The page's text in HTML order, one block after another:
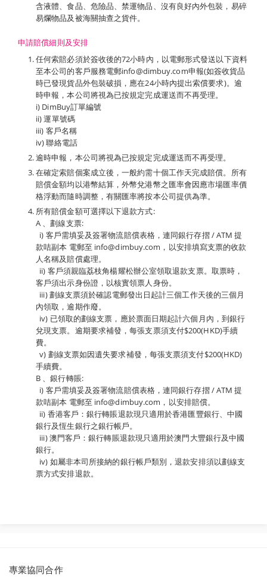
含液體、食品、危險品、禁運物品、沒有良好內外包裝，易碎
易爛物品及被海關抽查之貨件。
申請賠償細則及安排
任何索賠必須於簽收後的72小時內，以電郵形式發送以下資料
至本公司的客戶服務電郵info@dimbuy.com申報(如簽收貨品
時已發現貨品外包裝破損，應在24小時內提出索償要求)。逾
時申報，本公司將視為已按規定完成運送而不再受理。
i) DimBuy訂單編號
ii) 運單號碼
iii) 客戶名稱
iv) 聯絡電話
逾時申報，本公司將視為已按規定完成運送而不再受理。
在確定索賠個案成立後，一般約需十個工作天完成賠償。所有
賠償金額均以港幣結算，外幣兌港幣之匯率會因應市場匯率價
格浮動而隨時調整，有關匯率將按本公司提供為準。
所有賠償金額可選擇以下退款方式:
A 、劃線支票:
i) 客戶需填妥及簽署物流賠償表格，連同銀行存摺 / ATM 提
款咭副本 電郵至 info@dimbuy.com，以安排填寫支票的收款
人名稱及賠償處理。
ii) 客戶須親臨荔枝角楊耀松辦公室領取退款支票。取票時，
客戶須出示身份證，以核實領票人身份。
iii) 劃線支票須於確認電郵發出日起計三個工作天後的三個月
內領取，逾期作廢。
iv) 已領取的劃線支票，應於票面日期起計六個月內，到銀行
兌現支票。逾期要求補發，每張支票須支付$200(HKD)手續
費。
v) 劃線支票如因遺失要求補發，每張支票須支付$200(HKD)
手續費。
B 、銀行轉賬:
i) 客戶需填妥及簽署物流賠償表格，連同銀行存摺 / ATM 提
款咭副本 電郵至 info@dimbuy.com，以安排賠償。
ii) 香港客戶：銀行轉賬退款現只適用於香港匯豐銀行、中國
銀行及恆生銀行之銀行帳戶。
iii) 澳門客戶：銀行轉賬退款現只適用於澳門大豐銀行及中國
銀行。
iv) 如屬非本司所接納的銀行帳戶類別，退款安排須以劃線支
票方式安排退款。
派
專業協同合作